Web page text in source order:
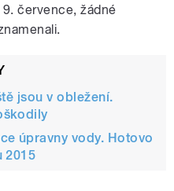
července, žádné
jsou v obležení.
úpravny vody. Hotovo
2015